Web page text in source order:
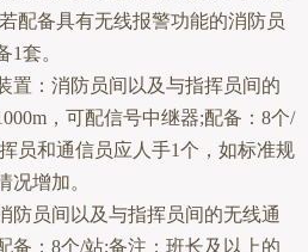
配备具有无线报警功能的消防员
1套。
置：消防员间以及与指挥员间的
，可配信号中继器;配备：8个/
员和通信员应人手1个，如标准规
况增加。
防员间以及与指挥员间的无线通
备：8个/站;备注：班长及以上的